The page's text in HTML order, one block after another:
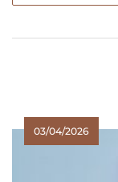
03/04/2026